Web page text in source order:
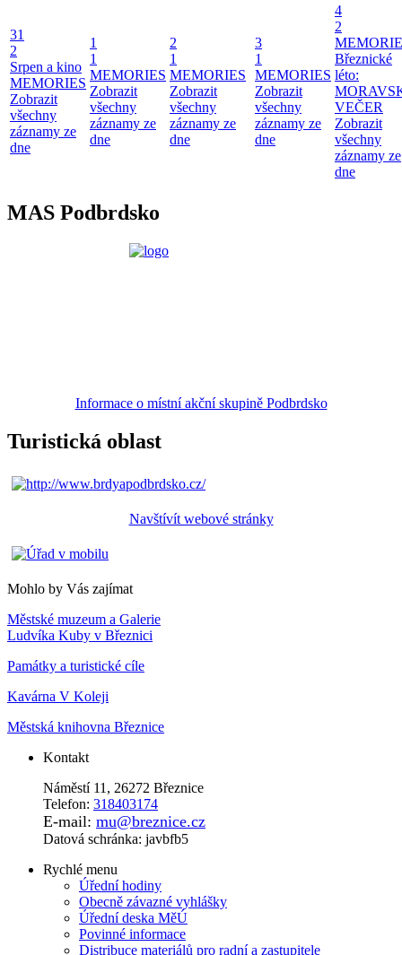
31
2
Srpen a kino
MEMORIES
Zobrazit
všechny
záznamy ze
dne
1
1
MEMORIES
Zobrazit
všechny
záznamy ze
dne
2
1
MEMORIES
Zobrazit
všechny
záznamy ze
dne
3
1
MEMORIES
Zobrazit
všechny
záznamy ze
dne
4
2
Březnické
léto:
VEČER
Zobrazit
všechny
záznamy ze
dne
MAS Podbrdsko
Informace o místní akční skupině Podbrdsko
Turistická oblast
Navštívít webové stránky
Mohlo by Vás zajímat
Městské muzeum a Galerie
Ludvíka Kuby v Březnici
Památky a turistické cíle
Kavárna V Koleji
Městská knihovna Březnice
Kontakt
Náměstí 11, 26272 Březnice
Telefon: 318403174
E-mail: mu@breznice.cz
Datová schránka: javbfb5
Rychlé menu
Úřední hodiny
Obecně závazné vyhlášky
Úřední deska MěÚ
Povinné informace
Distribuce materiálů pro radní a zastupitele